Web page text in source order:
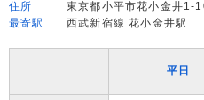
住所
東京都小平市花小金井1-
最寄駅
西武新宿線 花小金井駅
平日